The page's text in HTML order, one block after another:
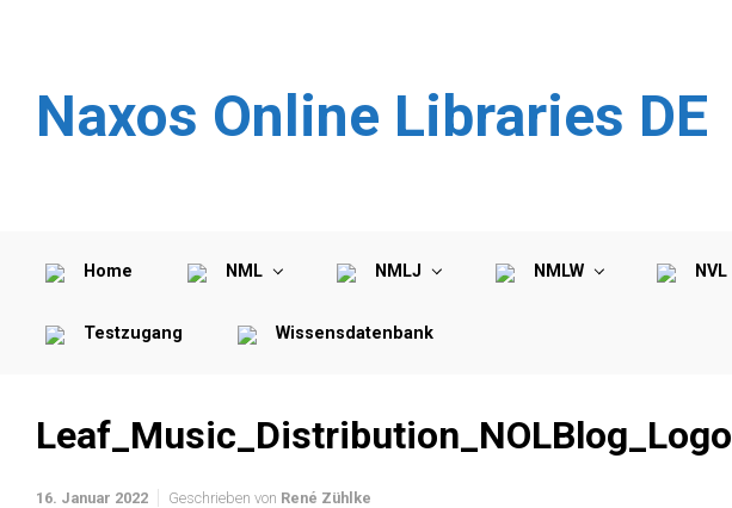
Naxos Online Libraries DE
Home NML NMLJ NMLW NVL
Testzugang Wissensdatenbank
Leaf_Music_Distribution_NOLBlog_Logo
16. Januar 2022 Geschrieben von René Zühlke